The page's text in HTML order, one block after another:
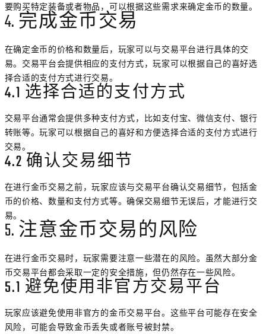
要购买特定装备或者物品，可以根据这些需求来确定金币的数量。
4. 完成金币交易
在确定金币的价格和数量后，玩家可以与交易平台进行具体的交
易。交易平台会提供相应的支付方式，玩家可以根据自己的喜好选
择合适的支付方式进行交易。
4.1 选择合适的支付方式
交易平台通常会提供多种支付方式，比如支付宝、微信支付、银行
转账等。玩家可以根据自己的喜好和方便选择合适的支付方式进行
交易。
4.2 确认交易细节
在进行金币交易之前，玩家应该与交易平台确认交易细节，包括金
币的价格、数量和支付方式等。确保交易细节无误后，才能进行交
易。
5. 注意金币交易的风险
在进行金币交易时，玩家需要注意一些潜在的风险。虽然大部分金
币交易平台都会采取一定的安全措施，但仍然存在一些风险。
5.1 避免使用非官方交易平台
玩家应该避免使用非官方的金币交易平台。这些平台可能存在安全
风险，可能会导致金币丢失或者账号被封禁。